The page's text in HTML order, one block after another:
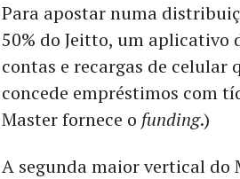
Para apostar numa
50% do Jeitto, um aplicativo
contas e recargas de celular
concede empréstimos com
Master fornece o funding.)
A segunda maior vertical do